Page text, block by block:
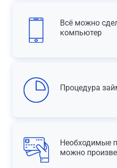
Всё можно
компьютер
Процедура
Необходимые
можно